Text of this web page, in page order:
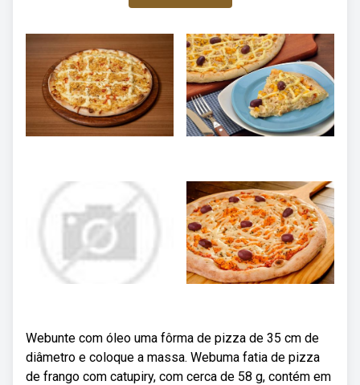
Webunte com óleo uma fôrma de pizza de 35 cm de
diâmetro e coloque a massa. Webuma fatia de pizza
de frango com catupiry, com cerca de 58 g, contém em